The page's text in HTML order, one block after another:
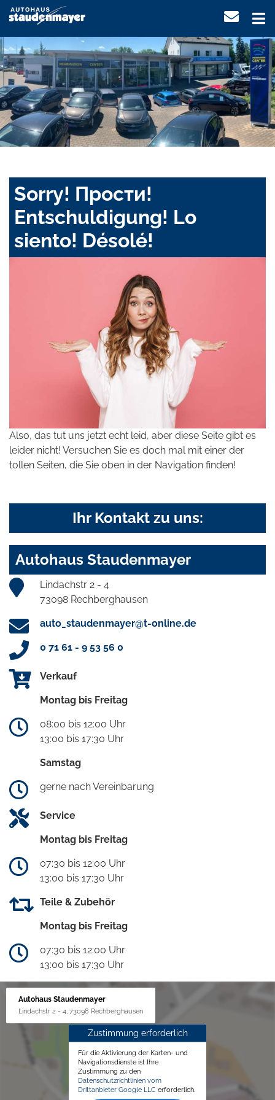
Sorry! Прости!
Entschuldigung! Lo
siento! Désolé!
Also, das tut uns jetzt echt leid, aber diese Seite gibt es
leider nicht! Versuchen Sie es doch mal mit einer der
tollen Seiten, die Sie oben in der Navigation finden!
Ihr Kontakt zu uns:
Autohaus Staudenmayer
Lindachstr 2 - 4
73098 Rechberghausen
auto_staudenmayer@t-online.de
0 71 61 - 9 53 56 0
Verkauf
Montag bis Freitag
08:00 bis 12:00 Uhr
13:00 bis 17:30 Uhr
Samstag
gerne nach Vereinbarung
Service
Montag bis Freitag
07:30 bis 12:00 Uhr
13:00 bis 17:30 Uhr
Teile & Zubehör
Montag bis Freitag
07:30 bis 12:00 Uhr
13:00 bis 17:30 Uhr
Autohaus Staudenmayer
Lindachstr 2 - 4, 73098 Rechberghausen
Zustimmung erforderlich
Für die Aktivierung der Karten- und
Navigationsdienste ist Ihre
Zustimmung zu den
Datenschutzrichtlinien vom
Drittanbieter Google LLC erforderlich.